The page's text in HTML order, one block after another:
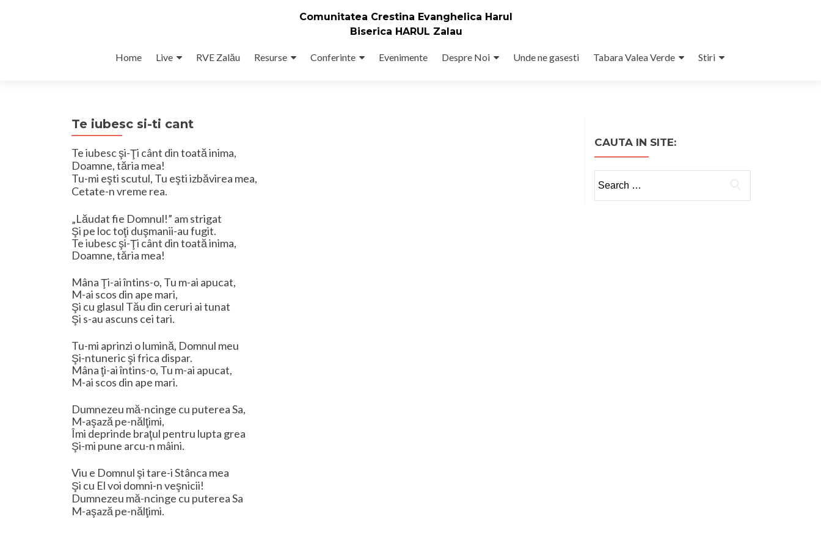
Comunitatea Crestina Evanghelica Harul
Biserica HARUL Zalau
Home Live RVE Zalău Resurse Conferinte Evenimente Despre Noi Unde ne gasesti Tabara Valea Verde Stiri
Te iubesc si-ti cant
Te iubesc şi-Ţi cânt din toată inima,
Doamne, tăria mea!
Tu-mi eşti scutul, Tu eşti izbăvirea mea,
Cetate-n vreme rea.
„Lăudat fie Domnul!” am strigat
Şi pe loc toţi duşmanii-au fugit.
Te iubesc şi-Ţi cânt din toată inima,
Doamne, tăria mea!
Mâna Ţi-ai întins-o, Tu m-ai apucat,
M-ai scos din ape mari,
Şi cu glasul Tău din ceruri ai tunat
Şi s-au ascuns cei tari.
Tu-mi aprinzi o lumină, Domnul meu
Şi-ntuneric şi frica dispar.
Mâna ţi-ai întins-o, Tu m-ai apucat,
M-ai scos din ape mari.
Dumnezeu mă-ncinge cu puterea Sa,
M-aşază pe-nălţimi,
Îmi deprinde braţul pentru lupta grea
Şi-mi pune arcu-n mâini.
Viu e Domnul şi tare-i Stânca mea
Şi cu El voi domni-n veşnicii!
Dumnezeu mă-ncinge cu puterea Sa
M-aşază pe-nălţimi.
CAUTA IN SITE:
for: